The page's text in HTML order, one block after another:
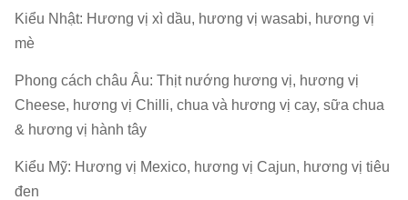
chỉ:
Chứng
BRC:
Kiểm toán bởi SGS với lớp B
Gói
bên
trong:
5kg / túi x2bag / CTN, túi giấy nhôm gói
Kiểu Nhật: Hương vị xì dầu, hương vị wasabi, hương vị
mè
Phong cách châu Âu: Thịt nướng hương vị, hương vị
Cheese, hương vị Chilli, chua và hương vị cay, sữa chua
& hương vị hành tây
Kiểu Mỹ: Hương vị Mexico, hương vị Cajun, hương vị tiêu
đen